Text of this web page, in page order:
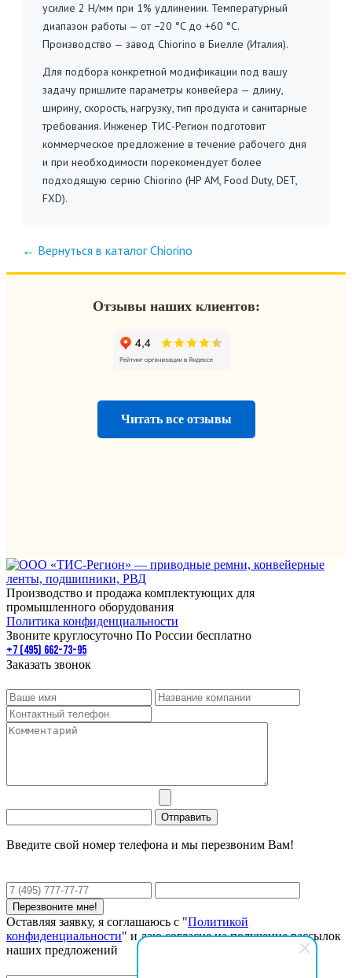
усилие 2 Н/мм при 1% удлинении. Температурный
диапазон работы — от −20 °C до +60 °C.
Производство — завод Chiorino в Биелле (Италия).
Для подбора конкретной модификации под вашу
задачу пришлите параметры конвейера — длину,
ширину, скорость, нагрузку, тип продукта и санитарные
требования. Инженер ТИС-Регион подготовит
коммерческое предложение в течение рабочего дня
и при необходимости порекомендует более
подходящую серию Chiorino (HP AM, Food Duty, DET,
FXD).
← Вернуться в каталог Chiorino
Отзывы наших клиентов:
Читать все отзывы
Производство и продажа комплектующих для
промышленного оборудования
Политика конфиденциальности
Звоните круглосуточно По России бесплатно
+7 (495) 662-73-95
Заказать звонок
Введите свой номер телефона и мы перезвоним Вам!
Оставляя заявку, я соглашаюсь с "Политикой
конфиденциальности" и даю согласие на получение рассылок
наших предложений